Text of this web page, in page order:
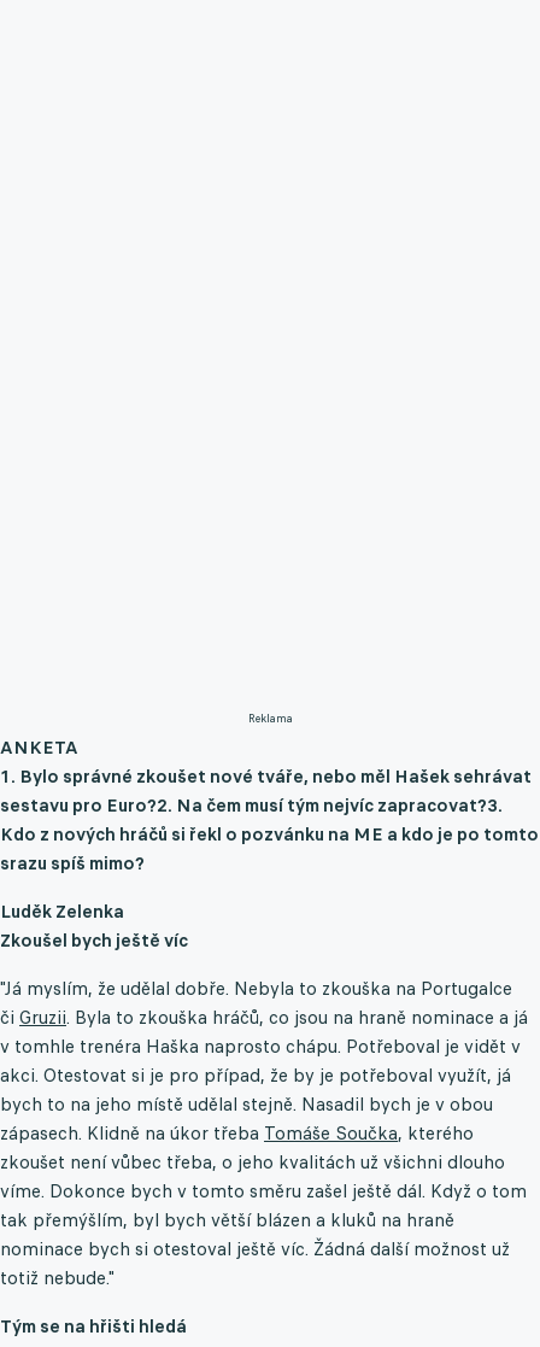
Reklama
ANKETA
1. Bylo správné zkoušet nové tváře, nebo měl Hašek sehrávat
sestavu pro Euro?2. Na čem musí tým nejvíc zapracovat?3.
Kdo z nových hráčů si řekl o pozvánku na ME a kdo je po tomto
srazu spíš mimo?
Luděk Zelenka
Zkoušel bych ještě víc
"Já myslím, že udělal dobře. Nebyla to zkouška na Portugalce
či Gruzii. Byla to zkouška hráčů, co jsou na hraně nominace a já
v tomhle trenéra Haška naprosto chápu. Potřeboval je vidět v
akci. Otestovat si je pro případ, že by je potřeboval využít, já
bych to na jeho místě udělal stejně. Nasadil bych je v obou
zápasech. Klidně na úkor třeba Tomáše Součka, kterého
zkoušet není vůbec třeba, o jeho kvalitách už všichni dlouho
víme. Dokonce bych v tomto směru zašel ještě dál. Když o tom
tak přemýšlím, byl bych větší blázen a kluků na hraně
nominace bych si otestoval ještě víc. Žádná další možnost už
totiž nebude."
Tým se na hřišti hledá